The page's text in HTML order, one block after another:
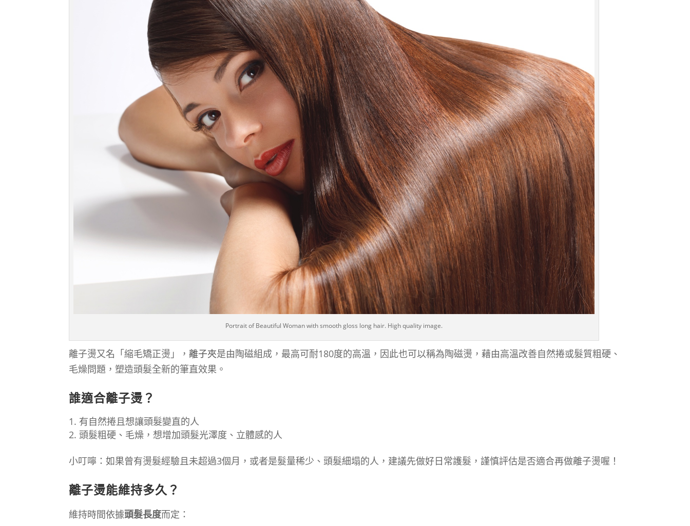
Portrait of Beautiful Woman with smooth gloss long hair. High quality image.
離子燙又名「縮毛矯正燙」， 離子夾是由陶磁組成，最高可耐180度的高溫，因此也可以稱為陶磁燙，藉由高溫改善自然捲或髮質粗硬、
毛燥問題，塑造頭髮全新的筆直效果。
誰適合離子燙？
有自然捲且想讓頭髮變直的人
頭髮粗硬、毛燥，想增加頭髮光澤度、立體感的人
小叮嚀：如果曾有燙髮經驗且未超過3個月，或者是髮量稀少、頭髮細塌的人，建議先做好日常護髮，謹慎評估是否適合再做離子燙喔！
離子燙能維持多久？
維持時間依據頭髮長度而定：